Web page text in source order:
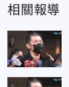
相關報導